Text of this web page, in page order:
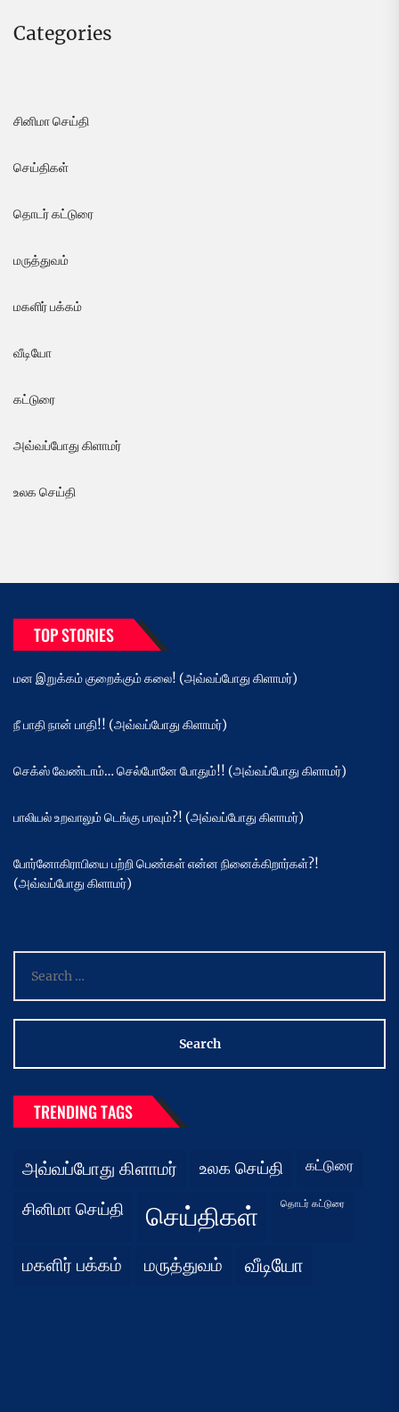
Categories
சினிமா செய்தி
செய்திகள்
தொடர் கட்டுரை
மருத்துவம்
மகளிர் பக்கம்
வீடியோ
கட்டுரை
அவ்வப்போது கிளாமர்
உலக செய்தி
TOP STORIES
மன இறுக்கம் குறைக்கும் கலை! (அவ்வப்போது கிளாமர்)
நீ பாதி நான் பாதி!! (அவ்வப்போது கிளாமர்)
செக்ஸ் வேண்டாம்… செல்போனே போதும்!! (அவ்வப்போது கிளாமர்)
பாலியல் உறவாலும் டெங்கு பரவும்?! (அவ்வப்போது கிளாமர்)
போர்னோகிராபியை பற்றி பெண்கள் என்ன நினைக்கிறார்கள்?!
(அவ்வப்போது கிளாமர்)
for:
TRENDING TAGS
அவ்வப்போது கிளாமர் உலக செய்தி கட்டுரை
சினிமா செய்தி செய்திகள் தொடர் கட்டுரை
மகளிர் பக்கம் மருத்துவம் வீடியோ